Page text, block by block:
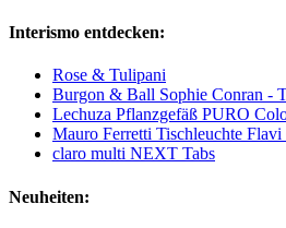
Interismo entdecken:
Rose & Tulipani
Burgon & Ball Sophie Conran -
Lechuza Pflanzgefäß PURO
Mauro Ferretti Tischleuchte Flavi
claro multi NEXT Tabs
Neuheiten: